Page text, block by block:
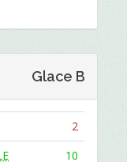
Glace B
2
10